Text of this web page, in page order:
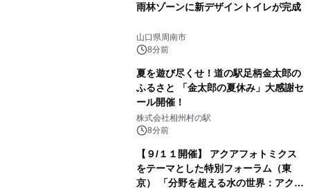
雨林ゾーンに新デザイントイレが完成
山口県周南市
8分前
夏を遊び尽くせ！道の駅足柄金太郎の
ふるさと 「金太郎の夏休み」大感謝セ
ール開催！
株式会社相州村の駅
8分前
【９/１１開催】 アクアフォトミクス
をテーマとした特別フォーラム（東
京） 「分野を超える水の世界：アクア